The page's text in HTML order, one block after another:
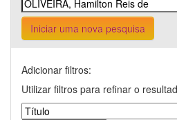
Iniciar uma nova pesquisa
Adicionar filtros:
Utilizar filtros para refinar o